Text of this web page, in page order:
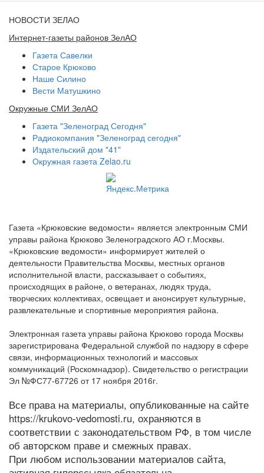
НОВОСТИ ЗЕЛАО
Интернет-газеты районов ЗелАО
Газета Савелки
Старое Крюково
Наше Силино
Вести Матушкино
Окружные СМИ ЗелАО
Газета "Зеленоград Сегодня"
Радиокомпания "Зеленоград сегодня"
Издательский дом "41"
Окружная газета Zelao.ru
Газета «Крюковские ведомости» является электронным СМИ
управы района Крюково Зеленоградского АО г.Москвы.
«Крюковские ведомости» информирует жителей о
деятельности Правительства Москвы, местных органов
исполнительной власти, рассказывает о событиях,
происходящих в районе, о ветеранах, людях труда,
творческих коллективах, освещает и анонсирует культурные,
развлекательные и спортивные мероприятия района.
Электронная газета управы района Крюково города Москвы
зарегистрирована Федеральной службой по надзору в сфере
связи, информационных технологий и массовых
коммуникаций (Роскомнадзор). Свидетельство о регистрации
Эл №ФС77-67726 от 17 ноября 2016г.
Все права на материалы, опубликованные на сайте
https://krukovo-vedomosti.ru, охраняются в
соответствии с законодательством РФ, в том числе
об авторском праве и смежных правах.
При любом использовании материалов сайта,